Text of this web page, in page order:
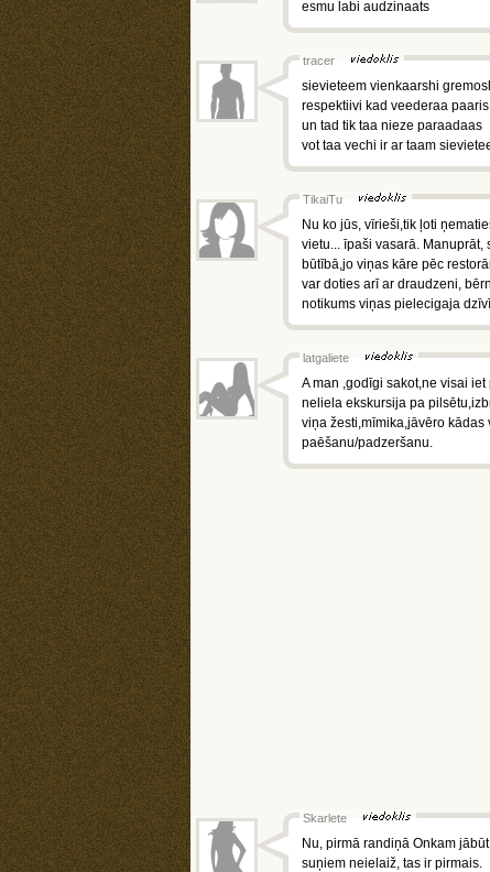
esmu labi audzinaats
tracer
sievieteem vienkaarshi
respektiivi kad veederaa
un tad tik taa nieze paraadaas
vot taa vechi ir ar taam
TikaiTu
Nu ko jūs, vīrieši,tik ļoti
vietu... īpaši vasarā.
būtībā,jo viņas kāre pēc
var doties arī ar draudzeni,
notikums viņas pielecigaja
latgaliete
A man ,godīgi sakot,ne visai
neliela ekskursija pa
viņa žesti,mīmika,jāvēro
paēšanu/padzeršanu.
Skarlete
Nu, pirmā randiņā Onkam
suņiem neielaiž, tas ir pirmais.